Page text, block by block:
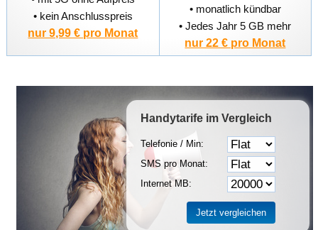
• kein Anschlusspreis
nur 9,99 € pro Monat
• monatlich kündbar
• Jedes Jahr 5 GB mehr
nur 22 € pro Monat
Handytarife im Vergleich
Telefonie / Min:
SMS pro Monat:
Internet MB: